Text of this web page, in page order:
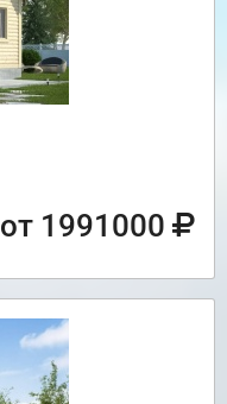
от 1991000